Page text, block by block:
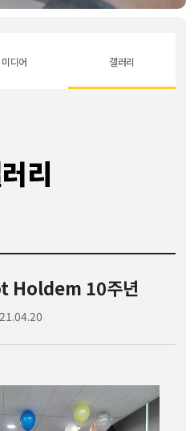
미디어 갤러리
리
Holdem 10주년